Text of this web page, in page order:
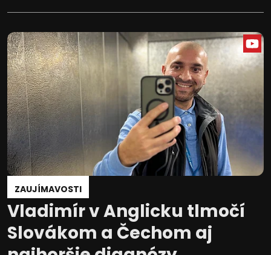
ZAUJÍMAVOSTI
Vladimír v Anglicku tlmočí
Slovákom a Čechom aj